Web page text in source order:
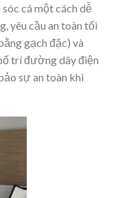
cá một cách dễ
yêu cầu an toàn tối
gạch đặc) và
trí đường dây điện
sự an toàn khi